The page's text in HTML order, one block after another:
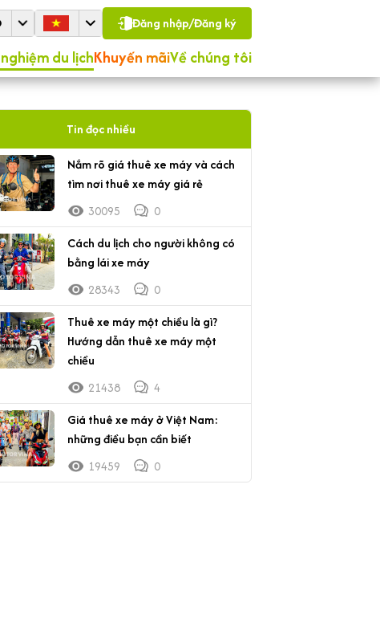
Đăng nhập/Đăng ký
du lịchKhuyến mãiVề chúng tôi
Tin đọc nhiều
Nắm rõ giá thuê xe máy và cách
tìm nơi thuê xe máy giá rẻ
30095
0
Cách du lịch cho người không có
bằng lái xe máy
28343
0
Thuê xe máy một chiều là gì?
Hướng dẫn thuê xe máy một
chiều
21438
4
Giá thuê xe máy ở Việt Nam:
những điều bạn cần biết
19459
0